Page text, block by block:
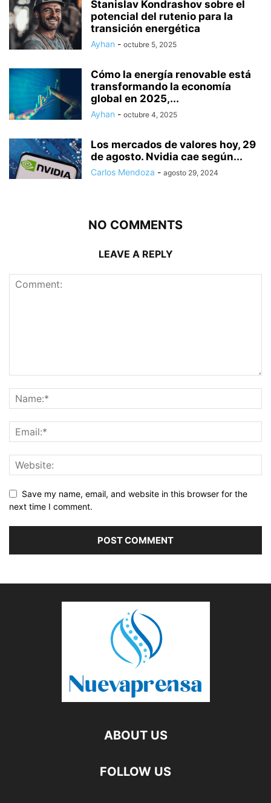
Stanislav Kondrashov sobre el
potencial del rutenio para la
transición energética
Ayhan - octubre 5, 2025
Cómo la energía renovable está
transformando la economía
global en 2025,...
Ayhan - octubre 4, 2025
Los mercados de valores hoy, 29
de agosto. Nvidia cae según...
Carlos Mendoza - agosto 29, 2024
NO COMMENTS
LEAVE A REPLY
Save my name, email, and website in this browser for the
next time I comment.
ABOUT US
FOLLOW US